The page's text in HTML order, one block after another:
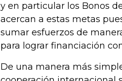
y en particular los Bonos
acercan a estas metas
sumar esfuerzos de
para lograr financiación
De una manera más